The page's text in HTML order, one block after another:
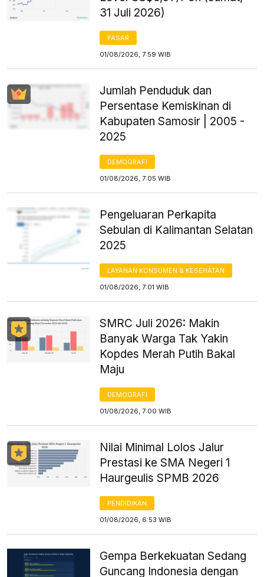
31 Juli 2026)
PASAR
01/08/2026, 7:59 WIB
Jumlah Penduduk dan
Persentase Kemiskinan di
Kabupaten Samosir | 2005 -
2025
DEMOGRAFI
01/08/2026, 7:05 WIB
Pengeluaran Perkapita
Sebulan di Kalimantan Selatan
2025
LAYANAN KONSUMEN & KESEHATAN
01/08/2026, 7:01 WIB
SMRC Juli 2026: Makin
Banyak Warga Tak Yakin
Kopdes Merah Putih Bakal
Maju
DEMOGRAFI
01/08/2026, 7:00 WIB
Nilai Minimal Lolos Jalur
Prestasi ke SMA Negeri 1
Haurgeulis SPMB 2026
PENDIDIKAN
01/08/2026, 6:53 WIB
Gempa Berkekuatan Sedang
Guncang Indonesia dengan